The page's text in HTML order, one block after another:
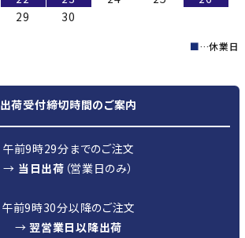
29 30
■…休業日
出荷受付締切時間のご案内
午前9時29分までのご注文
→ 当日出荷 （営業日のみ）
午前9時30分以降のご注文
→翌営業日以降出荷